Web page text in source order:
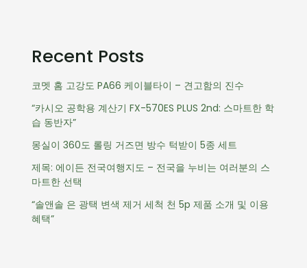
Recent Posts
코멧 홈 고강도 PA66 케이블타이 – 견고함의 진수
“카시오 공학용 계산기 FX-570ES PLUS 2nd: 스마트한 학
습 동반자”
몽실이 360도 롤링 거즈면 방수 턱받이 5종 세트
제목: 에이든 전국여행지도 – 전국을 누비는 여러분의 스
마트한 선택
“솔앤솔 은 광택 변색 제거 세척 천 5p 제품 소개 및 이용
혜택”